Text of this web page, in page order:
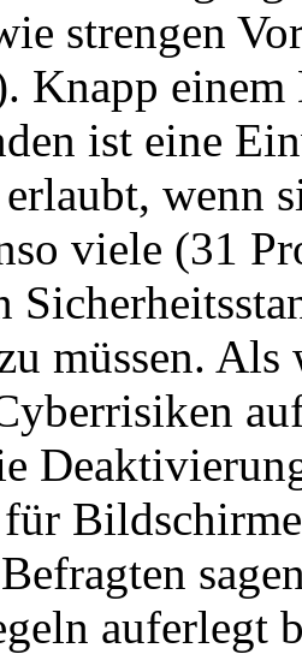
strengen
Knapp
ist eine
wenn
viele (31
müssen. Als
auferlegt